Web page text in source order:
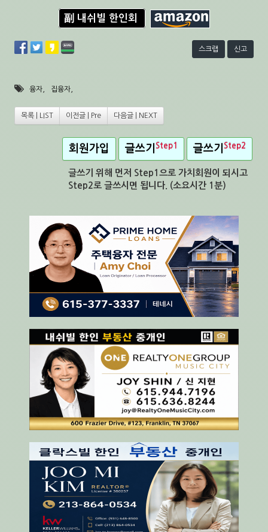
副 내쉬빌 한인회
스크랩 신고
융자 집융자
목록 | LIST 이전글 | Pre 다음글 | NEXT
회원가입 글쓰기 Step1 글쓰기 Step2
글쓰기 위해 먼저 Step1으로 가치회원이 되시고
Step2로 글쓰시면 됩니다. (소요시간 1분)